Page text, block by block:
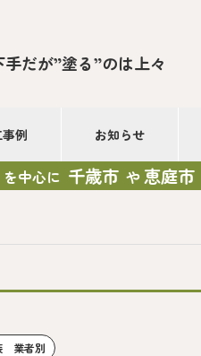
だが”塗る”のは上々
例 お知らせ
を中心に 千歳市 や恵庭市
業者別